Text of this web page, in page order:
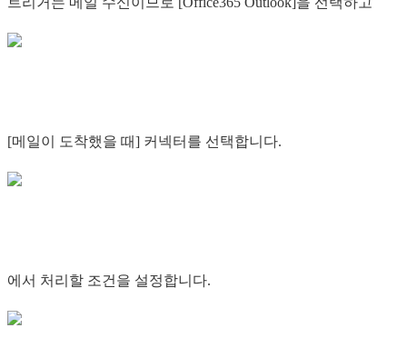
[메일이 도착했을 때] 커넥터를 선택합니다.
에서 처리할 조건을 설정합니다.